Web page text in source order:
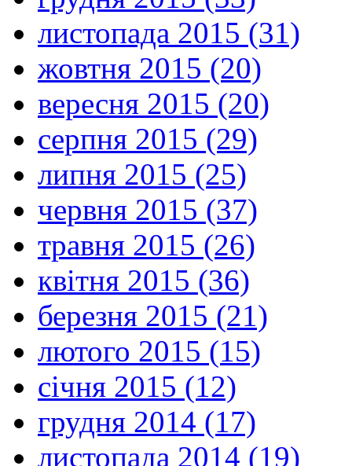
листопада 2015 (31)
жовтня 2015 (20)
вересня 2015 (20)
серпня 2015 (29)
липня 2015 (25)
червня 2015 (37)
травня 2015 (26)
квітня 2015 (36)
березня 2015 (21)
лютого 2015 (15)
січня 2015 (12)
грудня 2014 (17)
листопада 2014 (19)